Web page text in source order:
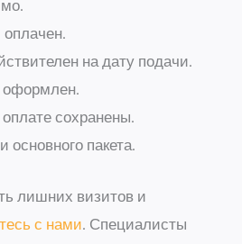
на дату подачи.
оформлен.
сохранены.
основного пакета.
лишних визитов и
с нами. Специалисты